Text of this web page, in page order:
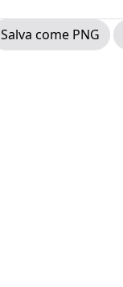
Salva come PNG